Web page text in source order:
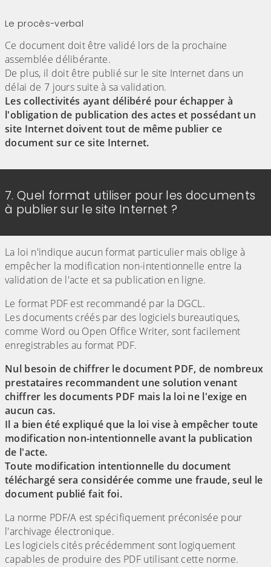
Le procès-verbal
Ce document doit être validé lors de la prochaine
assemblée délibérante.
De plus, il doit être publié sur le site Internet dans un
délai de 7 jours suite à sa validation.
Les collectivités ayant délibéré pour échapper à
l'obligation de publication des actes et possédant un
site Internet doivent tout de même publier ce
document sur ce site Internet.
7. Quel format utiliser pour les documents
à publier sur le site Internet ?
La loi n'indique aucun format particulier mais oblige à
empêcher la modification non-intentionnelle entre la
validation de l'acte et sa publication en ligne.
Le format PDF est recommandé par la DGCL.
Les documents créés par des logiciels bureautiques,
comme Word ou Open Office Writer, sont facilement
enregistrables au format PDF.
Nul besoin de chiffrer le document PDF, de nombreux
prestataires recommandent une solution venant
chiffrer les documents PDF mais la loi ne l'exige en
aucun cas.
Il a bien été expliqué que la loi vise à empêcher toute
modification non-intentionnelle avant la publication
de l'acte.
Toute modification intentionnelle du document
téléchargé sera considérée comme une fraude, seul le
document publié fait foi.
La norme PDF/A est spécifiquement préconisée pour
l'archivage électronique.
Les logiciels cités précédemment sont logiquement
capables de produire des PDF utilisant cette norme.